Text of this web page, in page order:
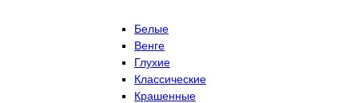
Белые
Венге
Глухие
Классические
Крашенные